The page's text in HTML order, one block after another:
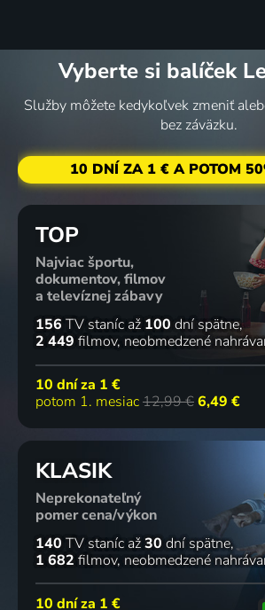
Vyberte si balíček
Služby môžete kedykoľvek zmeniť
bez záväzku.
10 DNÍ ZA 1 € A POTOM
TOP
Najviac športu,
dokumentov, filmov
a televíznej zábavy
156 TV staníc až 100 dní spätne
2 449 filmov neobmedzené
10 dní za 1 €
potom 1. mesiac12,99 €6,49 €
KLASIK
Neprekonateľný
pomer cena/výkon
140 TV staníc až30 dní spätne
1 682 filmov neobmedzené
10 dní za 1 €